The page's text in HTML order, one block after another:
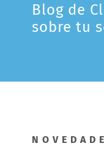
Blog de
sobre tu